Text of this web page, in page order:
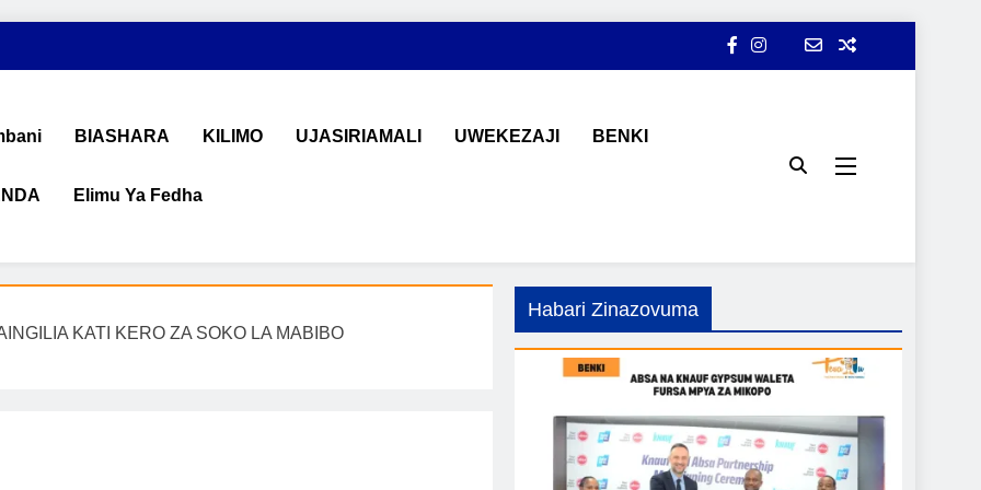
na Uchumi Tanzania
ujasiriamali Tanzania. Pata taarifa mpya za biashara, uwekezaji, ajira, kilimo, mitindo, na burudani kwa Kiswahili, pamoja na
BIASHARA KILIMO UJASIRIAMALI UWEKEZAJI BENKI
Elimu Ya Fedha
KATI KERO ZA SOKO LA MABIBO
Habari Zinazovuma